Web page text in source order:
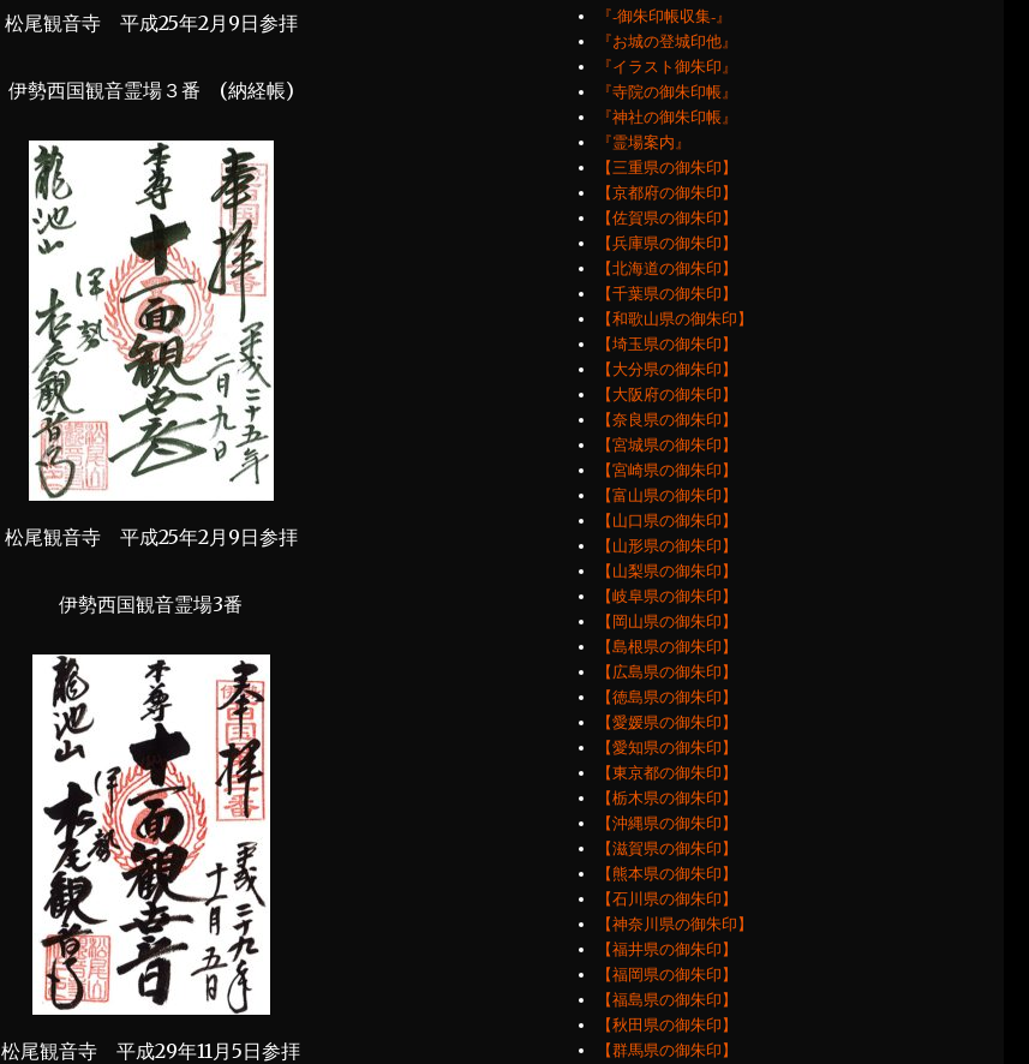
松尾観音寺 平成25年2月9日参拝
伊勢西国観音霊場３番 (納経帳)
松尾観音寺 平成25年2月9日参拝
伊勢西国観音霊場3番
松尾観音寺 平成29年11月5日参拝
『‐御朱印帳収集‐』
『お城の登城印他』
『イラスト御朱印』
『寺院の御朱印帳』
『神社の御朱印帳』
『霊場案内』
【三重県の御朱印】
【京都府の御朱印】
【佐賀県の御朱印】
【兵庫県の御朱印】
【北海道の御朱印】
【千葉県の御朱印】
【和歌山県の御朱印】
【埼玉県の御朱印】
【大分県の御朱印】
【大阪府の御朱印】
【奈良県の御朱印】
【宮城県の御朱印】
【宮崎県の御朱印】
【富山県の御朱印】
【山口県の御朱印】
【山形県の御朱印】
【山梨県の御朱印】
【岐阜県の御朱印】
【岡山県の御朱印】
【島根県の御朱印】
【広島県の御朱印】
【徳島県の御朱印】
【愛媛県の御朱印】
【愛知県の御朱印】
【東京都の御朱印】
【栃木県の御朱印】
【沖縄県の御朱印】
【滋賀県の御朱印】
【熊本県の御朱印】
【石川県の御朱印】
【神奈川県の御朱印】
【福井県の御朱印】
【福岡県の御朱印】
【福島県の御朱印】
【秋田県の御朱印】
【群馬県の御朱印】